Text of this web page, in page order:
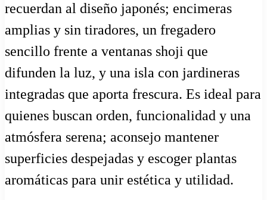
recuerdan al diseño japonés; encimeras
amplias y sin tiradores, un fregadero
sencillo frente a ventanas shoji que
difunden la luz, y una isla con jardineras
integradas que aporta frescura. Es ideal para
quienes buscan orden, funcionalidad y una
atmósfera serena; aconsejo mantener
superficies despejadas y escoger plantas
aromáticas para unir estética y utilidad.